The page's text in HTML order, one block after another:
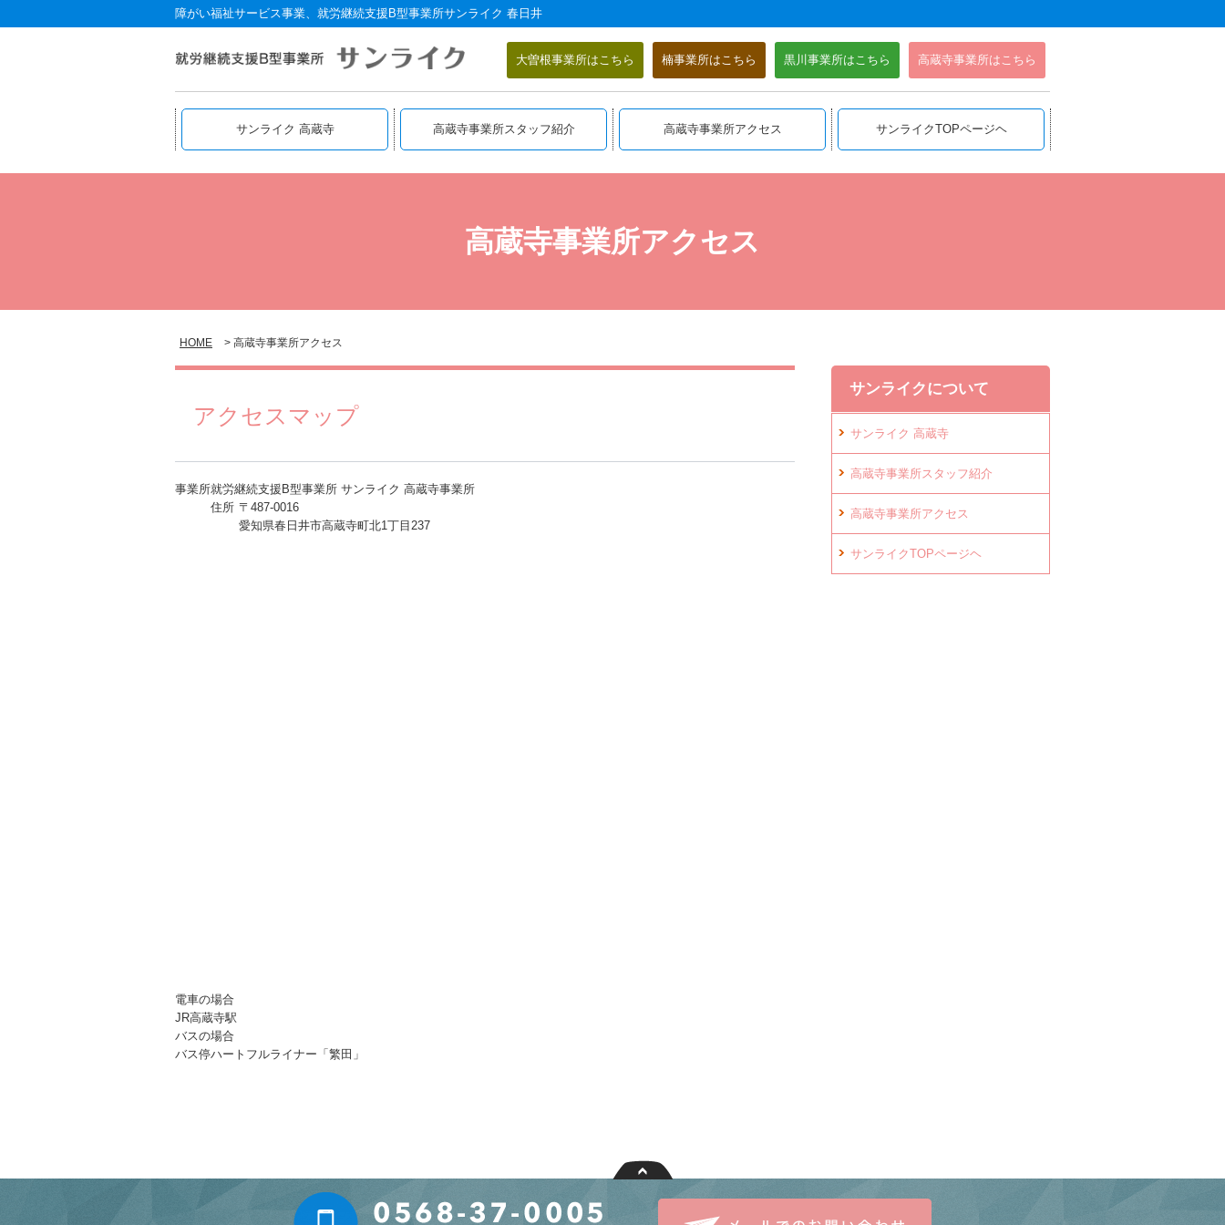
障がい福祉サービス事業、就労継続支援B型事業所サンライク 春日井
高蔵寺事業所はこちら
黒川事業所はこちら
楠事業所はこちら
大曽根事業所はこちら
サンライク 高蔵寺 高蔵寺事業所スタッフ紹介 高蔵寺事業所アクセス サンライクTOPページヘ
高蔵寺事業所アクセス
HOME 高蔵寺事業所アクセス
アクセスマップ
事業所就労継続支援B型事業所 サンライク 高蔵寺事業所
住所 〒487-0016
愛知県春日井市高蔵寺町北1丁目237
電車の場合
JR高蔵寺駅
バスの場合
バス停ハートフルライナー「繁田」
サンライクについて
サンライク 高蔵寺
高蔵寺事業所スタッフ紹介
高蔵寺事業所アクセス
サンライクTOPページヘ